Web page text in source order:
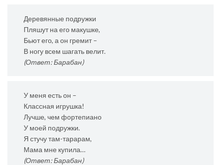
Деревянные подружки
Пляшут на его макушке,
Бьют его, а он гремит –
В ногу всем шагать велит.
(Ответ: Барабан)
У меня есть он –
Классная игрушка!
Лучше, чем фортепиано
У моей подружки.
Я стучу там-тарарам,
Мама мне купила…
(Ответ: Барабан)